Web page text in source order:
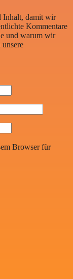
Inhalt, damit wir
Kommentare
und warum wir
Browser für